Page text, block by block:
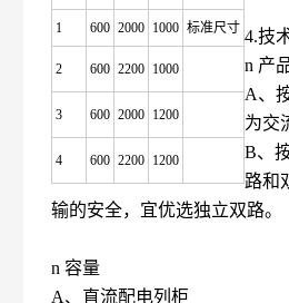
1 600 2000 1000 标准尺寸
2 600 2200 1000
3 600 2000 1200
4 600 2200 1200
4.技
n 产
A、
为交
B、
路和
输的安全，宜优选独立双路。
n 容量
A、直流配电列柜